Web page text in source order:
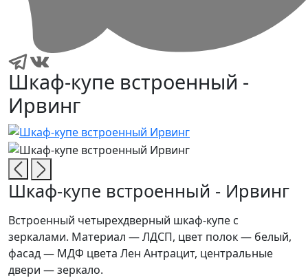
Шкаф-купе встроенный -
Ирвинг
Шкаф-купе встроенный - Ирвинг
Встроенный четырехдверный шкаф-купе с
зеркалами. Материал — ЛДСП, цвет полок — белый,
фасад — МДФ цвета Лен Антрацит, центральные
двери — зеркало.